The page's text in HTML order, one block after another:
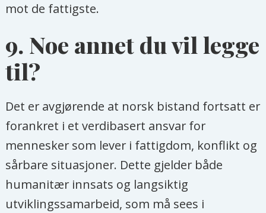
mot de fattigste.
9. Noe annet du vil legge
til?
Det er avgjørende at norsk bistand fortsatt er
forankret i et verdibasert ansvar for
mennesker som lever i fattigdom, konflikt og
sårbare situasjoner. Dette gjelder både
humanitær innsats og langsiktig
utviklingssamarbeid, som må sees i